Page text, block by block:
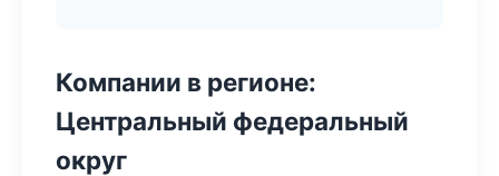
Компании в регионе:
Центральный федеральный
округ